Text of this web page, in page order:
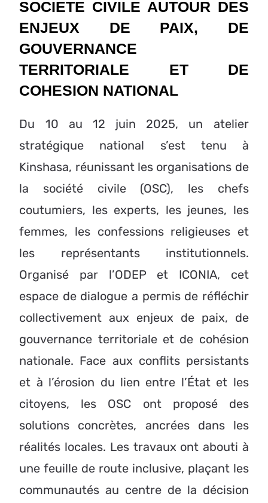
SOCIETE CIVILE AUTOUR DES
ENJEUX DE PAIX, DE
GOUVERNANCE
TERRITORIALE ET DE
COHESION NATIONAL
Du 10 au 12 juin 2025, un atelier
stratégique national s’est tenu à
Kinshasa, réunissant les organisations de
la société civile (OSC), les chefs
coutumiers, les experts, les jeunes, les
femmes, les confessions religieuses et
les représentants institutionnels.
Organisé par l’ODEP et ICONIA, cet
espace de dialogue a permis de réfléchir
collectivement aux enjeux de paix, de
gouvernance territoriale et de cohésion
nationale. Face aux conflits persistants
et à l’érosion du lien entre l’État et les
citoyens, les OSC ont proposé des
solutions concrètes, ancrées dans les
réalités locales. Les travaux ont abouti à
une feuille de route inclusive, plaçant les
communautés au centre de la décision